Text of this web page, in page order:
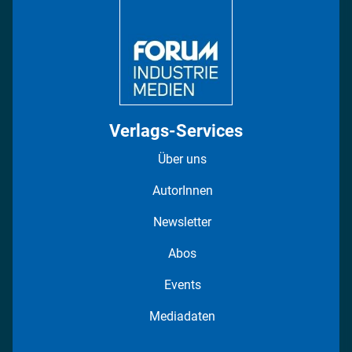
Verlags-Services
Über uns
AutorInnen
Newsletter
Abos
Events
Mediadaten